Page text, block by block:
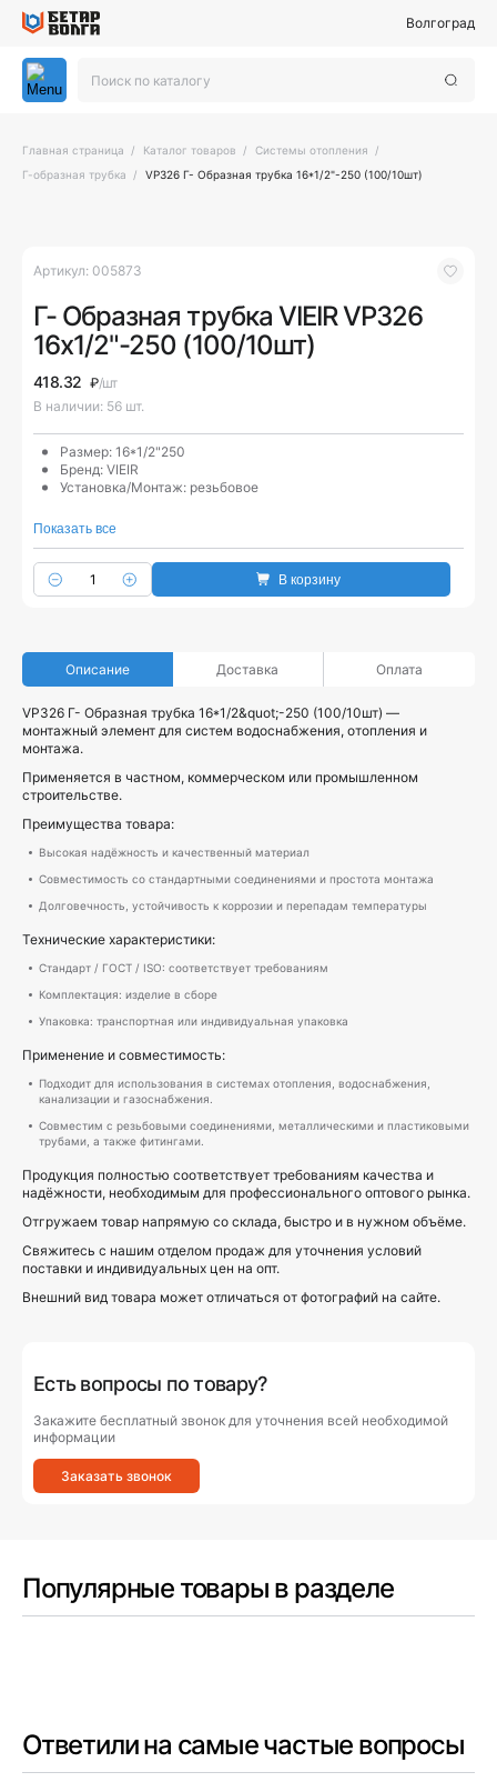
Волгоград
Главная страница Каталог товаров
Системы отопления
Г-образная трубка
VP326 Г- Образная трубка 16*1/2"-250 (100/10шт)
Артикул: 005873
Г- Образная трубка VIEIR VP326
16x1/2"-250 (100/10шт)
418.32 ₽/шт
В наличии: 56 шт.
Размер: 16*1/2"250
Бренд: VIEIR
Установка/Монтаж: резьбовое
Показать все
В корзину
Описание Доставка Оплата
VP326 Г- Образная трубка 16*1/2&quot;-250 (100/10шт) —
монтажный элемент для систем водоснабжения, отопления и
монтажа.
Применяется в частном, коммерческом или промышленном
строительстве.
Преимущества товара:
Высокая надёжность и качественный материал
Совместимость со стандартными соединениями и простота монтажа
Долговечность, устойчивость к коррозии и перепадам температуры
Технические характеристики:
Стандарт / ГОСТ / ISO: соответствует требованиям
Комплектация: изделие в сборе
Упаковка: транспортная или индивидуальная упаковка
Применение и совместимость:
Подходит для использования в системах отопления, водоснабжения,
канализации и газоснабжения.
Совместим с резьбовыми соединениями, металлическими и пластиковыми
трубами, а также фитингами.
Продукция полностью соответствует требованиям качества и
надёжности, необходимым для профессионального оптового рынка.
Отгружаем товар напрямую со склада, быстро и в нужном объёме.
Свяжитесь с нашим отделом продаж для уточнения условий
поставки и индивидуальных цен на опт.
Внешний вид товара может отличаться от фотографий на сайте.
Есть вопросы по товару?
Закажите бесплатный звонок для уточнения всей необходимой
информации
Заказать звонок
Популярные товары в разделе
Ответили на самые частые вопросы